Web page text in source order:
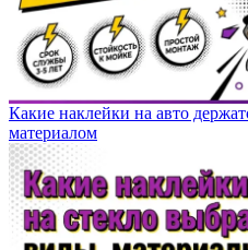
Какие наклейки на авто
материалом